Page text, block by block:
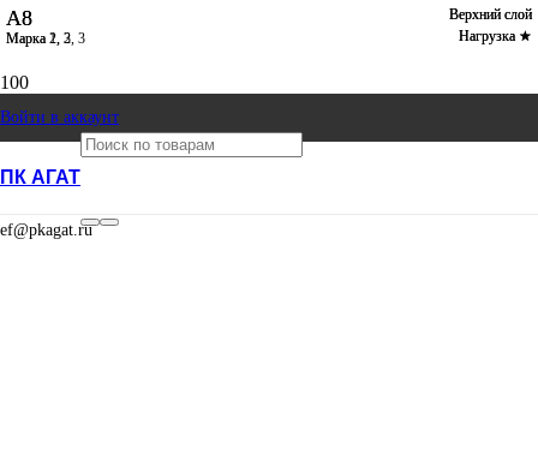
Войти в аккаунт
ПК АГАТ
ef@pkagat.ru
доставка и
укладка
А8
Марка 1, 2, 3
Верхний слой
Нагрузка ★
А8
Марка 2, 3
Верхний слой
Нагрузка ★